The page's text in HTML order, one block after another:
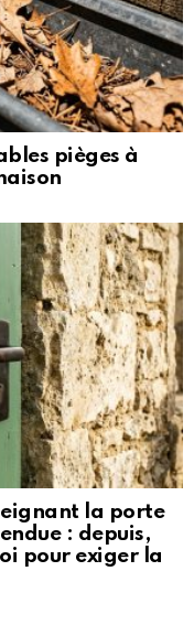
pièges à
la porte
: depuis,
pour exiger la